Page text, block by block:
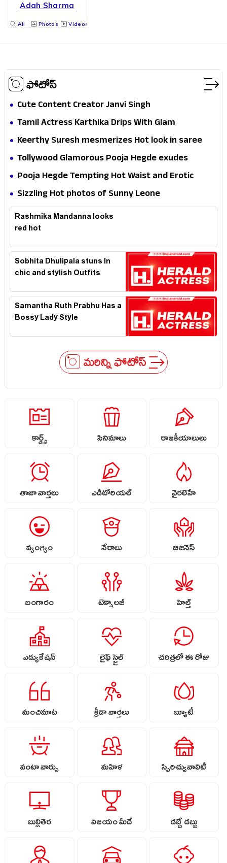
Adah Sharma
All Photos Videos
ఫోటోస్
Cute Content Creator Janvi Singh
Tamil Actress Karthika Drips With Glam
Keerthy Suresh mesmerizes Hot look in saree
Tollywood Glamorous Pooja Hegde exudes
Hotness
Pooja Hegde Tempting Hot Waist and Erotic
Expression in Black Saree
Sizzling Hot photos of Sunny Leone
Rashmika Mandanna looks
red hot
Sobhita Dhulipala stuns In
chic and stylish Outfits
Samantha Ruth Prabhu Has a
Bossy Lady Style
మరిన్ని ఫోటోస్
కార్డ్స్ సినిమాలు రాజకీయాలులు
తాజా వార్తలు ఎడిటోరియల్ వైరలెహే
వ్యంగ్యం నేరాలు బిజినెస్
బంగారం టెక్నాలజీ హెల్త్
ఎడ్యుకేషన్ లైఫ్ స్టైల్ చరిత్రలో ఈ రోజు
మంచిమాట క్రీడా వార్తలు బ్యూటీ
వంటా వార్పు మహిళ స్పిరిచ్యువాలిటీ
బుల్లితెర విజయం మీదే డబ్బే డబ్బు